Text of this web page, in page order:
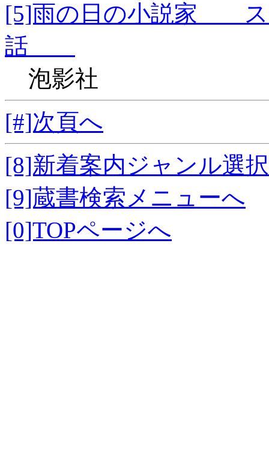
[5]雨の日の小説家 ス
話
泡影社
[#]次頁へ
[8]新着案内ジャンル選
[9]蔵書検索メニューへ
[0]TOPページへ